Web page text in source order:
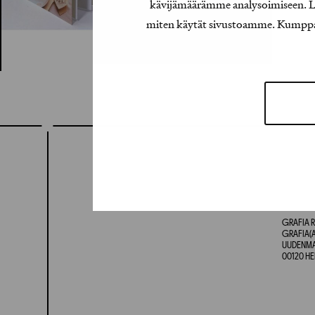
kävijämäärämme analysoimiseen.
miten käytät sivustoamme.
GRAFIA
00120